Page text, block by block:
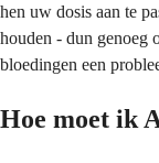
hen uw dosis aan te
houden - dun genoeg
bloedingen een
Hoe moet ik